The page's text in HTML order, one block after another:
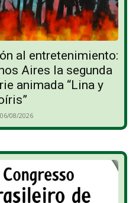
al entretenimiento:
Aires la segunda
animada “Lina y
06/08/2026